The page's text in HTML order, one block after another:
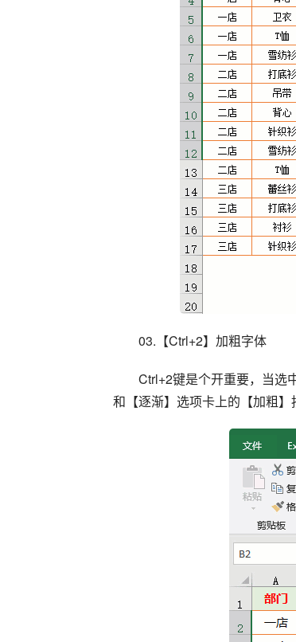
03.【Ctrl+2】加粗字体
Ctrl+2键是个开重要，当选
和【逐渐】选项卡上的【加粗】